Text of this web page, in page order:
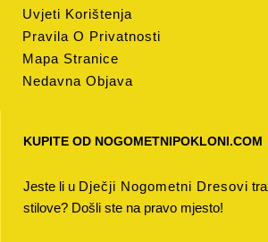
Uvjeti Korištenja
Pravila O Privatnosti
Mapa Stranice
Nedavna Objava
KUPITE OD NOGOMETNIPOKLONI.COM
Jeste li u Dječji Nogometni Dresovi
stilove? Došli ste na pravo mjesto!